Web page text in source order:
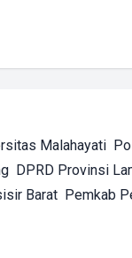
Malahayati
DPRD Provinsi
Barat Pemkab